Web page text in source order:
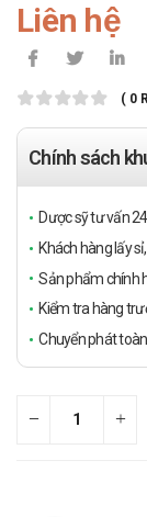
Liên hệ
( 0
Chính sách
Dược sỹ tư vấn
Khách hàng lấy
Sản phẩm chính
Kiểm tra hàng
Chuyển phát